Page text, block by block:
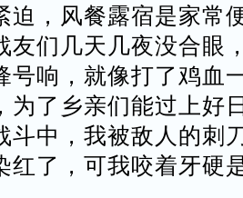
迫，风餐露宿是家常
友们几天几夜没合眼
号响，就像打了鸡血
了乡亲们能过上好
斗中，我被敌人的刺
红了，可我咬着牙硬